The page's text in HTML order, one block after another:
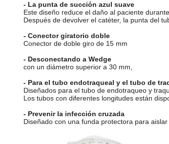
- La punta de succión azul suave
Este diseño reduce el daño al paciente
Después de devolver el catéter, la punta del
- Conector giratorio doble
Conector de doble giro de 15 mm
- Desconectando a Wedge
con un diámetro superior a 30 mm,
- Para el tubo endotraqueal y el tubo de
Diseñados para el tubo de endotraqueo y
Los tubos con diferentes longitudes están
- Prevenir la infección cruzada
Diseñado con una funda protectora para